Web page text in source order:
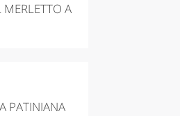
A
PATINIANA